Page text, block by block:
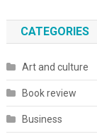
CATEGORIES
Art and culture
Book review
Business